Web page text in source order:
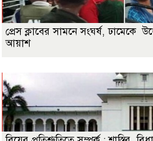
প্রেস ক্লাবের সামনে সংঘর্ষ, ঢামেকে
আয়াশ